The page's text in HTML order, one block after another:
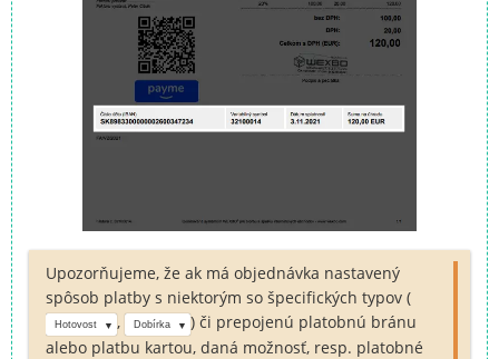
Upozorňujeme, že ak má objednávka nastavený
spôsob platby s niektorým so špecifických typov (
Hotovost , Dobírka
) či prepojenú platobnú bránu
alebo platbu kartou, daná možnosť, resp. platobné